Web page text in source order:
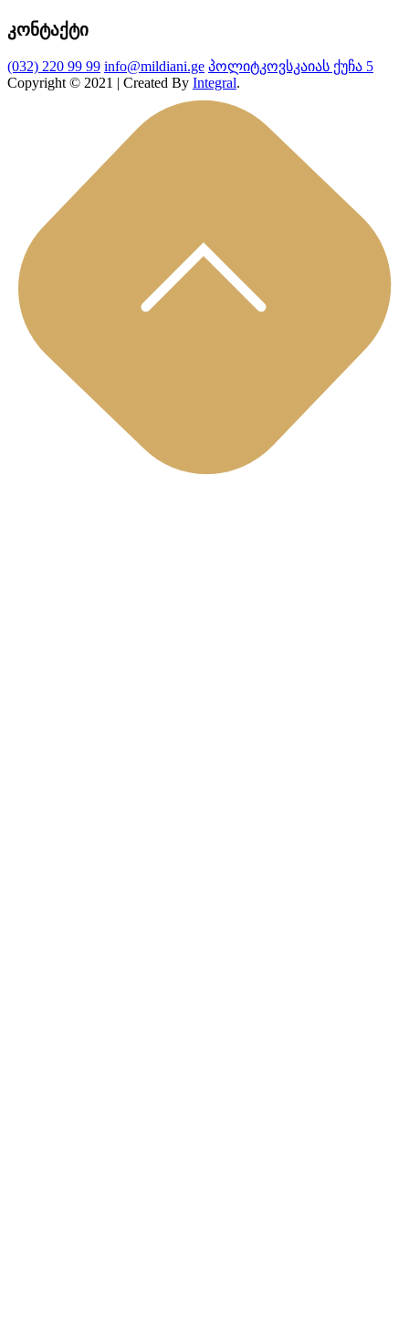
კონტაქტი
(032) 220 99 99 info@mildiani.ge პოლიტკოვსკაიას ქუჩა 5
Copyright © 2021 | Created By Integral.